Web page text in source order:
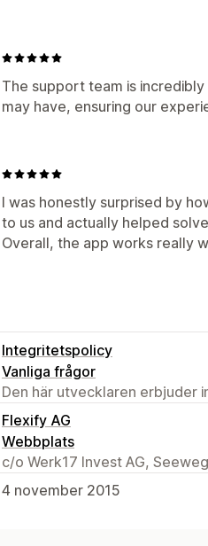
The support team is
may have, ensuring our
I was honestly surprised by
to us and actually helped
Overall, the app works really
Integritetspolicy
Vanliga frågor
Den här utvecklaren erbjuder
Flexify AG
Webbplats
c/o Werk17 Invest AG,
4 november 2015